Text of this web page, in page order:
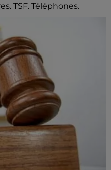
TSF. Téléphones.